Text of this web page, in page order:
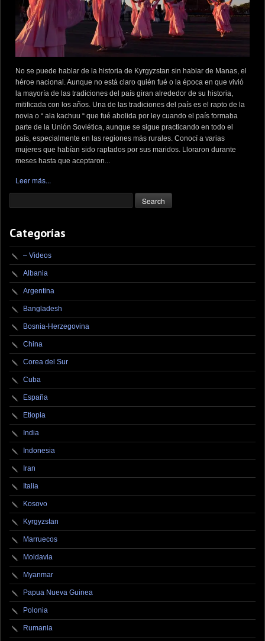
No se puede hablar de la historia de Kyrgyzstan sin hablar de Manas, el
héroe nacional. Aunque no está claro quién fué o la época en que vivió
la mayoría de las tradiciones del país giran alrededor de su historia,
mitificada con los años. Una de las tradiciones del país es el rapto de la
novia o “ ala kachuu “ que fué abolida por ley cuando el país formaba
parte de la Unión Soviética, aunque se sigue practicando en todo el
país, especialmente en las regiones más rurales. Conocí a varias
mujeres que habían sido raptados por sus maridos. Lloraron durante
meses hasta que aceptaron...
Leer más...
Categorías
– Videos
Albania
Argentina
Bangladesh
Bosnia-Herzegovina
China
Corea del Sur
Cuba
España
Etiopia
India
Indonesia
Iran
Italia
Kosovo
Kyrgyzstan
Marruecos
Moldavia
Myanmar
Papua Nueva Guinea
Polonia
Rumania